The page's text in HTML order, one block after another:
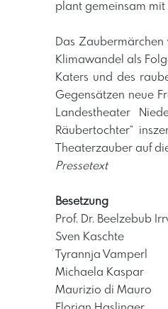
plant gemeinsam mit
Das Zaubermärchen
Klimawandel als
Katers und des
Gegensätzen neue
Landestheater
Räubertochter“
Theaterzauber auf
Pressetext
Besetzung
Prof. Dr. Beelzebub
Sven Kaschte
Tyrannja Vamperl
Michaela Kaspar
Maurizio di Mauro